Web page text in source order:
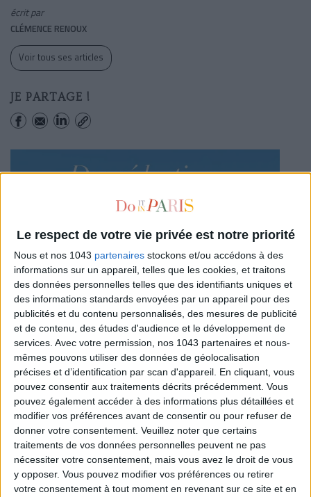
Le respect de votre vie privée est notre priorité
Nous et nos 1043 partenaires stockons et/ou accédons à des
informations sur un appareil, telles que les cookies, et traitons
des données personnelles telles que des identifiants uniques et
des informations standards envoyées par un appareil pour des
publicités et du contenu personnalisés, des mesures de publicité
et de contenu, des études d'audience et le développement de
services. Avec votre permission, nos 1043 partenaires et nous-
mêmes pouvons utiliser des données de géolocalisation
précises et d’identification par scan d'appareil. En cliquant, vous
pouvez consentir aux traitements décrits précédemment. Vous
pouvez également accéder à des informations plus détaillées et
modifier vos préférences avant de consentir ou pour refuser de
donner votre consentement. Veuillez noter que certains
traitements de vos données personnelles peuvent ne pas
nécessiter votre consentement, mais vous avez le droit de vous
y opposer. Vous pouvez modifier vos préférences ou retirer
votre consentement à tout moment en revenant sur ce site et en
écrit par
CLÉMENCE RENOUX
Voir tous ses articles
JE PARTAGE !